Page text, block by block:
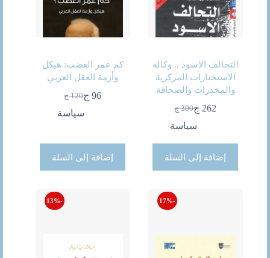
التحالف الاسود .. وكالة
الاستخبارات المركزية
والمخدرات والصحافة
300 ج
السعر
الأصلي
262 جالسعر
الحالي
سياسة
إضافة إلى السلة
كم عمر الغضب: هيكل
وأزمة العقل العربي
120 ج
السعر
الأصلي
96 جالسعر
الحالي
سياسة
إضافة إلى السلة
-17%
-13%